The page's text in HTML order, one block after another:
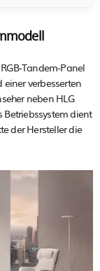
Tandem-Panel
verbesserten
neben HLG
Betriebssystem dient
der Hersteller die